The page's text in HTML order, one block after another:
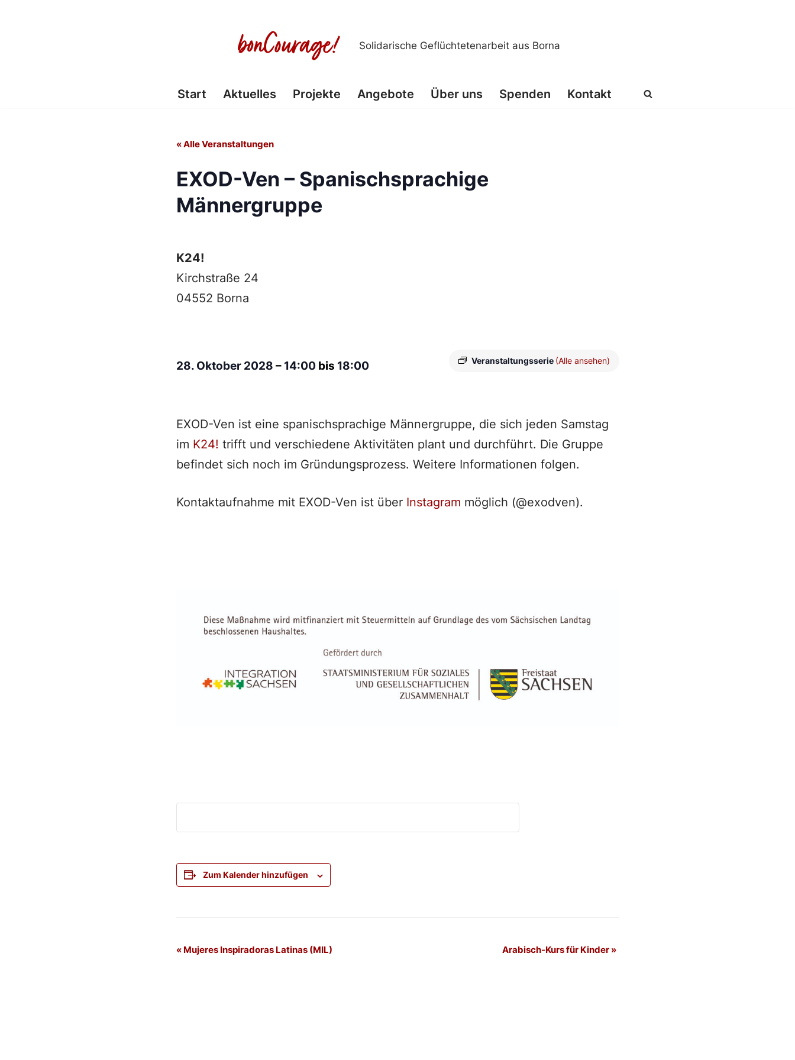
Solidarische Geflüchtetenarbeit aus Borna
Start Aktuelles Projekte Angebote Über uns Spenden Kontakt
« Alle Veranstaltungen
EXOD-Ven – Spanischsprachige
Männergruppe
K24!
Kirchstraße 24
04552 Borna
Veranstaltungsserie (Alle ansehen)
28. Oktober 2028 – 14:00 bis 18:00
EXOD-Ven ist eine spanischsprachige Männergruppe, die sich jeden Samstag
im K24! trifft und verschiedene Aktivitäten plant und durchführt. Die Gruppe
befindet sich noch im Gründungsprozess. Weitere Informationen folgen.
Kontaktaufnahme mit EXOD-Ven ist über Instagram möglich (@exodven).
Zum Kalender hinzufügen
Veranstaltung-
«Mujeres Inspiradoras Latinas (MIL) Arabisch-Kurs für Kinder »